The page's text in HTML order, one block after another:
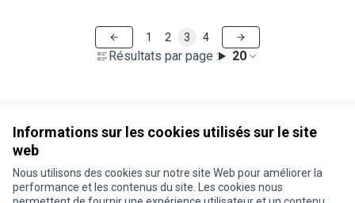
Informations sur les cookies utilisés sur le site
web
Nous utilisons des cookies sur notre site Web pour améliorer la
performance et les contenus du site. Les cookies nous
Résultats par page : 20
1 2 3 4
Conditions d'utilisation
Paramètres des cookies